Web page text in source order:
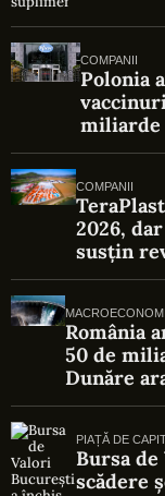
COMPANII
Polonia
miliarde
COMPANII
2026,
susțin
România
50 de
Dunăre
energetic
PIAȚĂ DE
Bursa
scădere